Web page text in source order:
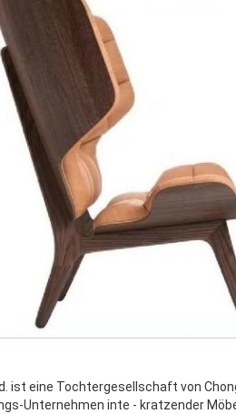
ist eine Tochtergesellschaft von
Unternehmen inte - kratzender